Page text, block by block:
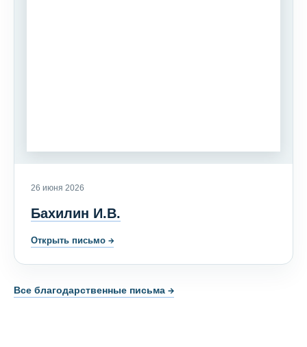
26 июня 2026
Бахилин И.В.
Открыть письмо →
Все благодарственные письма →